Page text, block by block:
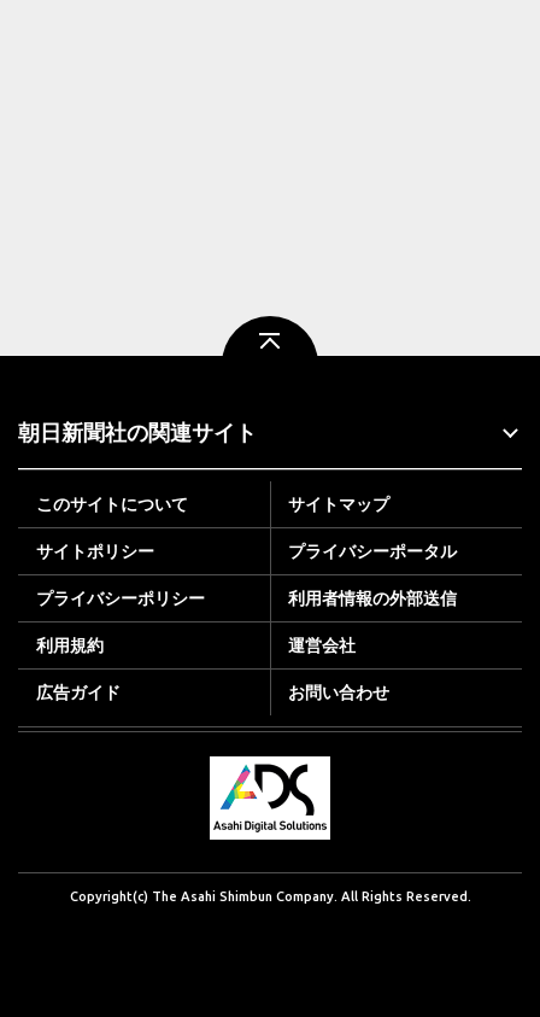
朝日新聞社の関連サイト
このサイトについて サイトマップ
サイトポリシー プライバシーポータル
プライバシーポリシー 利用者情報の外部送信
利用規約 運営会社
広告ガイド お問い合わせ
Copyright(c) The Asahi Shimbun Company. All Rights Reserved.